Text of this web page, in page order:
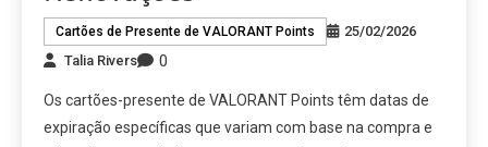
Cartões de Presente de VALORANT Points
25/02/2026
Talia Rivers
0
Os cartões-presente de VALORANT Points têm datas de
expiração específicas que variam com base na compra e